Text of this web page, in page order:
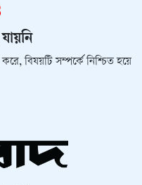
বিষয়টি সম্পর্কে নিশ্চিত হয়ে